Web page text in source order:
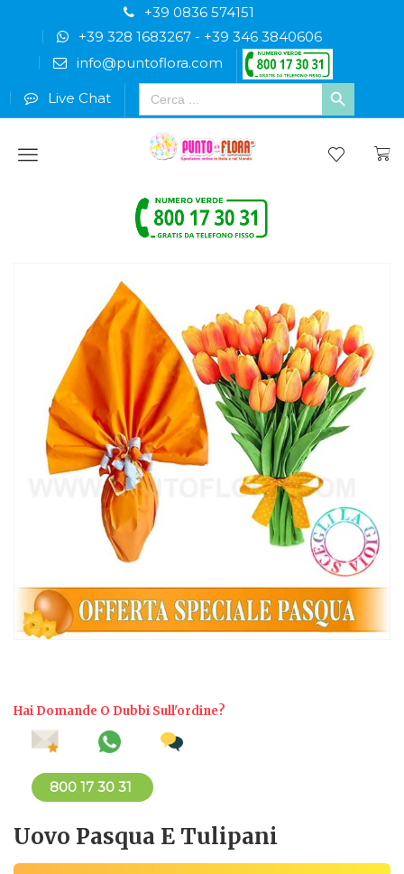
+39 0836 574151
+39 328 1683267- +39 346 3840606
info@puntoflora.com
Live Chat
Search
for:
Menu
Hai Domande O Dubbi Sull'ordine?
800 17 30 31
Uovo Pasqua E Tulipani